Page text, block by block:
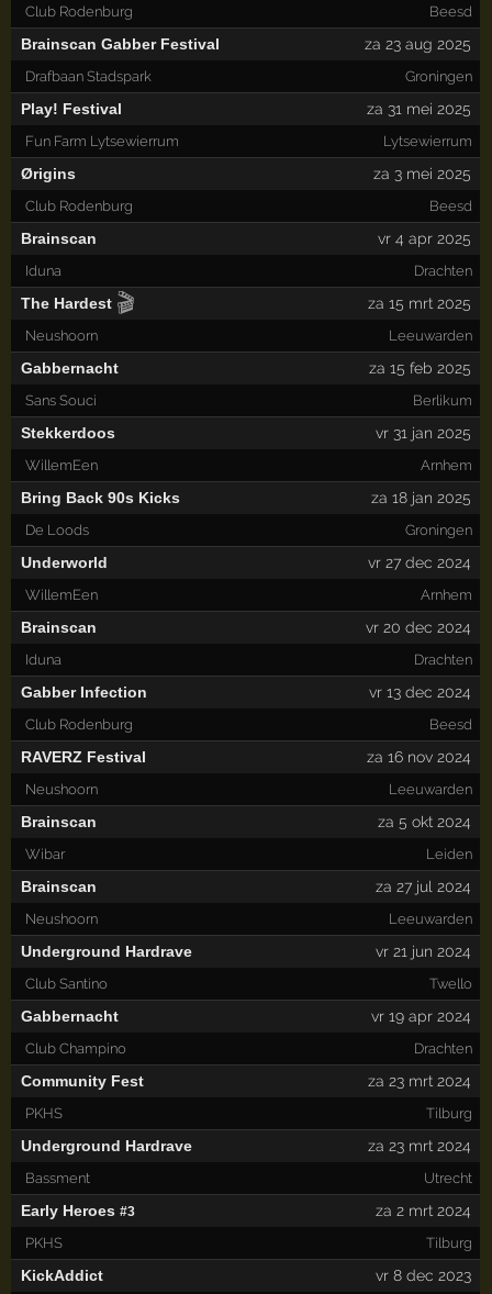
Club Rodenburg Beesd
Brainscan Gabber Festival za 23 aug 2025
Drafbaan Stadspark Groningen
Play! Festival za 31 mei 2025
Fun Farm Lytsewierrum Lytsewierrum
Ørigins za 3 mei 2025
Club Rodenburg Beesd
Brainscan vr 4 apr 2025
Iduna Drachten
The Hardest 🎬 za 15 mrt 2025
Neushoorn Leeuwarden
Gabbernacht za 15 feb 2025
Sans Souci Berlikum
Stekkerdoos vr 31 jan 2025
WillemEen Arnhem
Bring Back 90s Kicks za 18 jan 2025
De Loods Groningen
Underworld vr 27 dec 2024
WillemEen Arnhem
Brainscan vr 20 dec 2024
Iduna Drachten
Gabber Infection vr 13 dec 2024
Club Rodenburg Beesd
RAVERZ Festival za 16 nov 2024
Neushoorn Leeuwarden
Brainscan za 5 okt 2024
Wibar Leiden
Brainscan za 27 jul 2024
Neushoorn Leeuwarden
Underground Hardrave vr 21 jun 2024
Club Santino Twello
Gabbernacht vr 19 apr 2024
Club Champino Drachten
Community Fest za 23 mrt 2024
PKHS Tilburg
Underground Hardrave za 23 mrt 2024
Bassment Utrecht
Early Heroes #3 za 2 mrt 2024
PKHS Tilburg
KickAddict vr 8 dec 2023